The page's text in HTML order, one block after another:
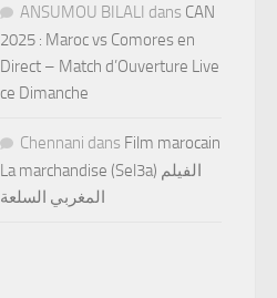
ANSUMOU BILALI dans CAN
2025 : Maroc vs Comores en
Direct – Match d’Ouverture Live
ce Dimanche
Chennani dans Film marocain
La marchandise (Sel3a) الفيلم
المغربي السلعة